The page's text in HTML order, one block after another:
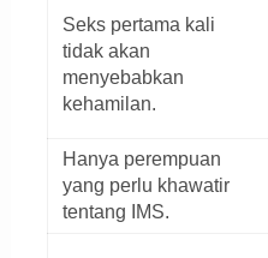
Seks pertama kali
tidak akan
menyebabkan
kehamilan.
Hanya perempuan
yang perlu khawatir
tentang IMS.